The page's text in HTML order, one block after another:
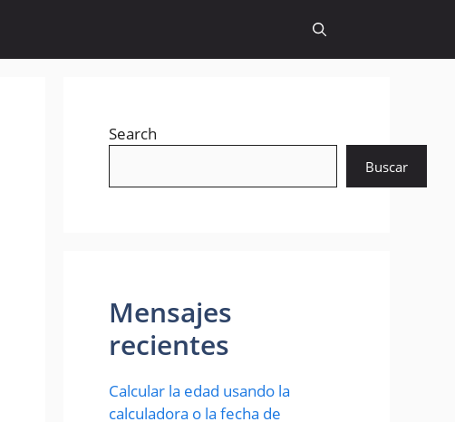
Search
Buscar
Mensajes
recientes
Calcular la edad usando la
calculadora o la fecha de